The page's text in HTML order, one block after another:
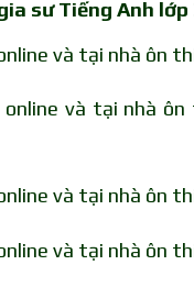
sư Tiếng Anh
và tại nhà ôn
online và tại nhà
và tại nhà ôn
và tại nhà ôn